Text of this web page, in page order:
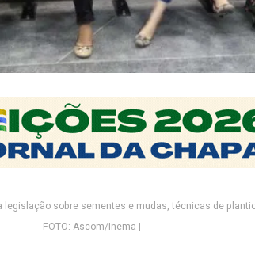
sobre sementes e mudas, técnicas de
FOTO: Ascom/Inema |